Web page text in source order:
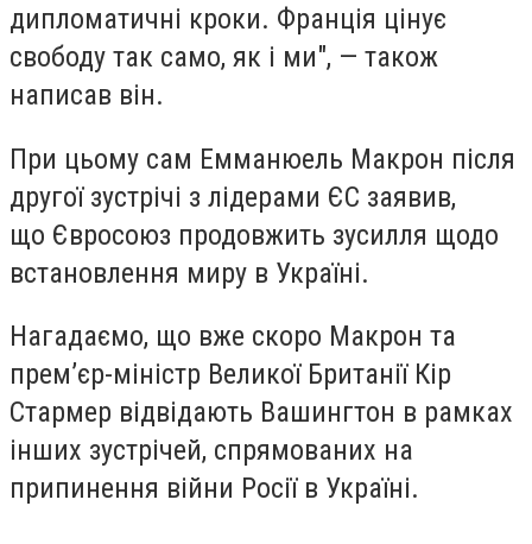
дипломатичні кроки. Франція цінує
свободу так само, як і ми", — також
написав він.
При цьому сам Емманюель Макрон після
другої зустрічі з лідерами ЄС заявив,
що Євросоюз продовжить зусилля щодо
встановлення миру в Україні.
Нагадаємо, що вже скоро Макрон та
прем’єр-міністр Великої Британії Кір
Стармер відвідають Вашингтон в рамках
інших зустрічей, спрямованих на
припинення війни Росії в Україні.